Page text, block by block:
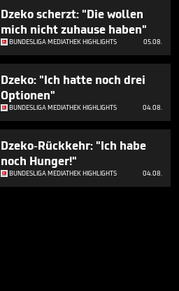
Dzeko scherzt: "Die wollen
mich nicht zuhause haben"
BUNDESLIGA MEDIATHEK HIGHLIGHTS 05.08.
Dzeko: "Ich hatte noch drei
Optionen"
BUNDESLIGA MEDIATHEK HIGHLIGHTS 04.08.
Dzeko-Rückkehr: "Ich habe
noch Hunger!"
BUNDESLIGA MEDIATHEK HIGHLIGHTS 04.08.